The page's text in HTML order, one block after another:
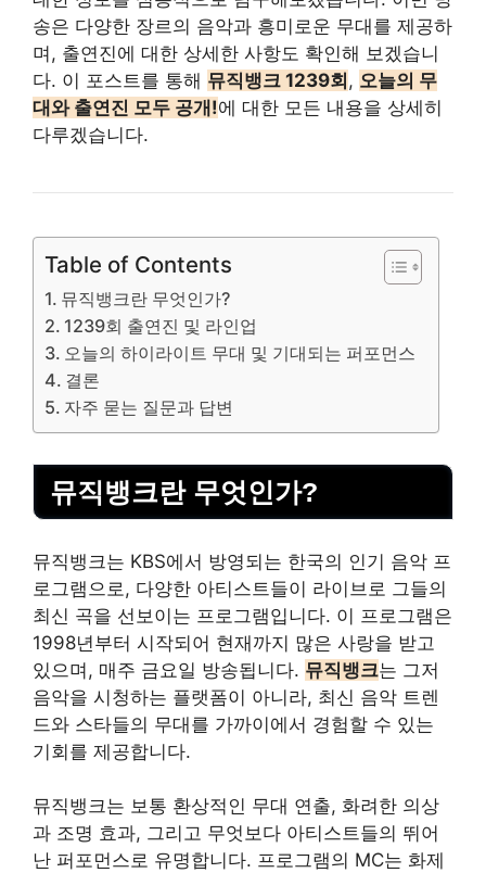
송은 다양한 장르의 음악과 흥미로운 무대를 제공하
며, 출연진에 대한 상세한 사항도 확인해 보겠습니
다. 이 포스트를 통해 뮤직뱅크 1239회, 오늘의 무
대와 출연진 모두 공개!에 대한 모든 내용을 상세히
다루겠습니다.
Table of Contents
뮤직뱅크란 무엇인가?
1239회 출연진 및 라인업
오늘의 하이라이트 무대 및 기대되는 퍼포먼스
결론
자주 묻는 질문과 답변
뮤직뱅크란 무엇인가?
뮤직뱅크는 KBS에서 방영되는 한국의 인기 음악 프
로그램으로, 다양한 아티스트들이 라이브로 그들의
최신 곡을 선보이는 프로그램입니다. 이 프로그램은
1998년부터 시작되어 현재까지 많은 사랑을 받고
있으며, 매주 금요일 방송됩니다. 뮤직뱅크는 그저
음악을 시청하는 플랫폼이 아니라, 최신 음악 트렌
드와 스타들의 무대를 가까이에서 경험할 수 있는
기회를 제공합니다.
뮤직뱅크는 보통 환상적인 무대 연출, 화려한 의상
과 조명 효과, 그리고 무엇보다 아티스트들의 뛰어
난 퍼포먼스로 유명합니다. 프로그램의 MC는 화제